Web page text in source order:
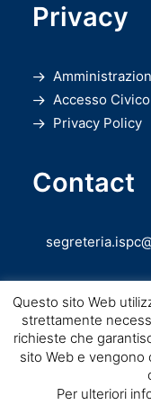
Privacy
Accesso Civico
Privacy Policy
Contact
Scienze
Questo sito Web
strettamente
richieste che
sito Web e vengono
Per ulteriori